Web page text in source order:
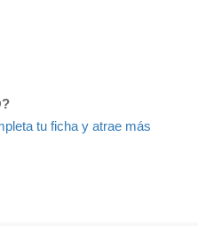
tu ficha y atrae más